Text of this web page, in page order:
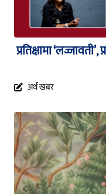
प्रतिक्षामा
अर्थ खबर